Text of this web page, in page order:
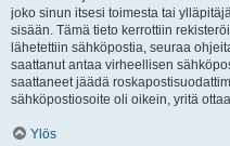
joko sinun itsesi toimesta tai
sisään. Tämä tieto kerrottiin
lähetettiin sähköpostia, seuraa
saattanut antaa virheellisen
saattaneet jäädä
sähköpostiosoite oli oikein, yritä
Ylös